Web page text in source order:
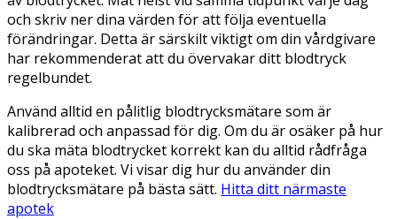
och skriv ner dina värden för att följa eventuella
förändringar. Detta är särskilt viktigt om din vårdgivare
har rekommenderat att du övervakar ditt blodtryck
regelbundet.
Använd alltid en pålitlig blodtrycksmätare som är
kalibrerad och anpassad för dig. Om du är osäker på hur
du ska mäta blodtrycket korrekt kan du alltid rådfråga
oss på apoteket. Vi visar dig hur du använder din
blodtrycksmätare på bästa sätt. Hitta ditt närmaste
apotek